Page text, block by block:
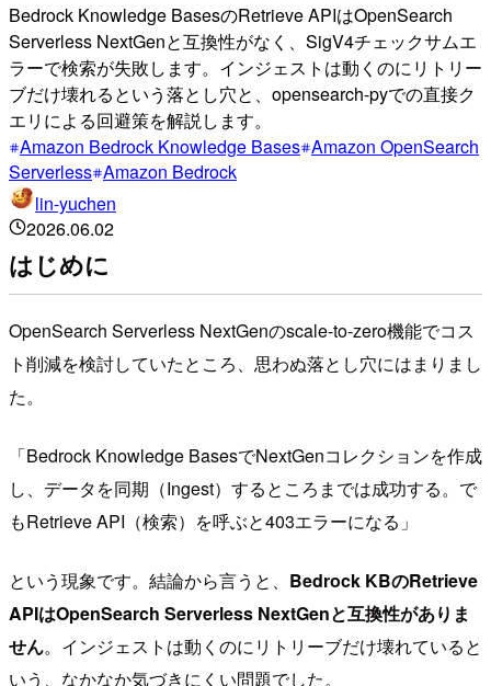
Bedrock Knowledge BasesのRetrieve APIはOpenSearch
Serverless NextGenと互換性がなく、SigV4チェックサムエ
ラーで検索が失敗します。インジェストは動くのにリトリー
ブだけ壊れるという落とし穴と、opensearch-pyでの直接ク
エリによる回避策を解説します。
Amazon Bedrock Knowledge Bases Amazon OpenSearch
Serverless Amazon Bedrock
lin-yuchen
2026.06.02
はじめに
OpenSearch Serverless NextGenのscale-to-zero機能でコス
ト削減を検討していたところ、思わぬ落とし穴にはまりまし
た。
「Bedrock Knowledge BasesでNextGenコレクションを作成
し、データを同期（Ingest）するところまでは成功する。で
もRetrieve API（検索）を呼ぶと403エラーになる」
という現象です。結論から言うと、 Bedrock KBのRetrieve
APIはOpenSearch Serverless NextGenと互換性がありま
せん。インジェストは動くのにリトリーブだけ壊れていると
いう、なかなか気づきにくい問題でした。